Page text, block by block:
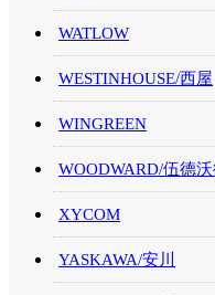
WATLOW
WESTINHOUSE/西屋
WINGREEN
WOODWARD/伍德
XYCOM
YASKAWA/安川